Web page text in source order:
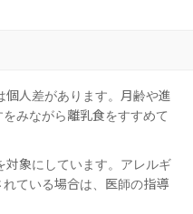
人差があります。月齢や進
みながら離乳食をすすめて
象にしています。アレルギ
ている場合は、医師の指導